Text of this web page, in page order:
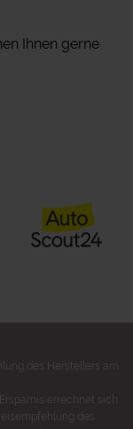
Ihnen gerne
des Herstellers am
errechnet sich
des